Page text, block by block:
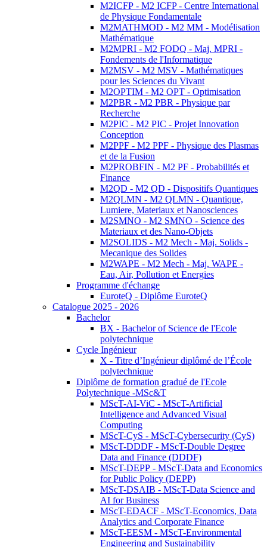
M2ICFP - M2 ICFP - Centre International
de Physique Fondamentale
M2MATHMOD - M2 MM - Modélisation
Mathématique
M2MPRI - M2 FODQ - Maj. MPRI -
Fondements de l'Informatique
M2MSV - M2 MSV - Mathématiques
pour les Sciences du Vivant
M2OPTIM - M2 OPT - Optimisation
M2PBR - M2 PBR - Physique par
Recherche
M2PIC - M2 PIC - Projet Innovation
Conception
M2PPF - M2 PPF - Physique des Plasmas
et de la Fusion
M2PROBFIN - M2 PF - Probabilités et
Finance
M2QD - M2 QD - Dispositifs Quantiques
M2QLMN - M2 QLMN - Quantique,
Lumiere, Materiaux et Nanosciences
M2SMNO - M2 SMNO - Science des
Materiaux et des Nano-Objets
M2SOLIDS - M2 Mech - Maj. Solids -
Mecanique des Solides
M2WAPE - M2 Mech - Maj. WAPE -
Eau, Air, Pollution et Energies
Programme d'échange
EuroteQ - Diplôme EuroteQ
Catalogue 2025 - 2026
Bachelor
BX - Bachelor of Science de l'Ecole
polytechnique
Cycle Ingénieur
X - Titre d’Ingénieur diplômé de l’École
polytechnique
Diplôme de formation gradué de l'Ecole
Polytechnique -MSc&T
MScT-AI-ViC - MScT-Artificial
Intelligence and Advanced Visual
Computing
MScT-CyS - MScT-Cybersecurity (CyS)
MScT-DDDF - MScT-Double Degree
Data and Finance (DDDF)
MScT-DEPP - MScT-Data and Economics
for Public Policy (DEPP)
MScT-DSAIB - MScT-Data Science and
AI for Business
MScT-EDACF - MScT-Economics, Data
Analytics and Corporate Finance
MScT-EESM - MScT-Environmental
Engineering and Sustainability